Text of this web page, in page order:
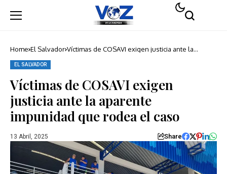
Home El Salvador Víctimas de COSAVI exigen justicia ante la
EL SALVADOR
Víctimas de COSAVI exigen
justicia ante la aparente
impunidad que rodea el caso
13 Abril, 2025 Share